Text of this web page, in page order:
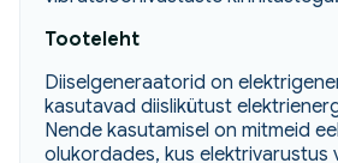
Tooteleht
Diiselgeneraatorid on
kasutavad diislikütust
Nende kasutamisel on mitmeid
olukordades, kus elektrivarustus